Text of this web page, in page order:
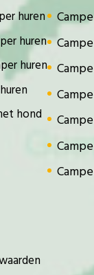
huren
huren
huren
hond